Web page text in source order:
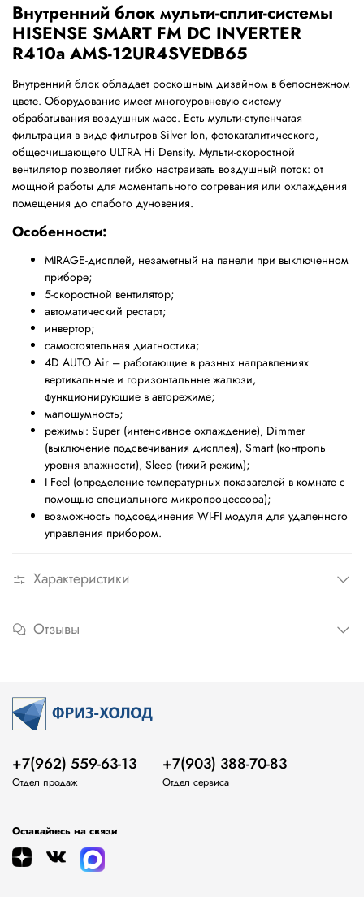
Внутренний блок мульти-сплит-системы
HISENSE SMART FM DC INVERTER
R410a AMS-12UR4SVEDB65
Внутренний блок обладает роскошным дизайном в белоснежном
цвете. Оборудование имеет многоуровневую систему
обрабатывания воздушных масс. Есть мульти-ступенчатая
фильтрация в виде фильтров Silver Ion, фотокаталитического,
общеочищающего ULTRA Hi Density. Мульти-скоростной
вентилятор позволяет гибко настраивать воздушный поток: от
мощной работы для моментального согревания или охлаждения
помещения до слабого дуновения.
Особенности:
MIRAGE-дисплей, незаметный на панели при выключенном
приборе;
5-скоростной вентилятор;
автоматический рестарт;
инвертор;
самостоятельная диагностика;
4D AUTO Air – работающие в разных направлениях
вертикальные и горизонтальные жалюзи,
функционирующие в авторежиме;
малошумность;
режимы: Super (интенсивное охлаждение), Dimmer
(выключение подсвечивания дисплея), Smart(контроль
уровня влажности), Sleep (тихий режим);
I Feel (определение температурных показателей в комнате с
помощью специального микропроцессора);
возможность подсоединения WI-FI модуля для удаленного
управления прибором.
Характеристики
Отзывы
+7(962) 559-63-13
Отдел продаж
+7(903) 388-70-83
Отдел сервиса
Оставайтесь на связи